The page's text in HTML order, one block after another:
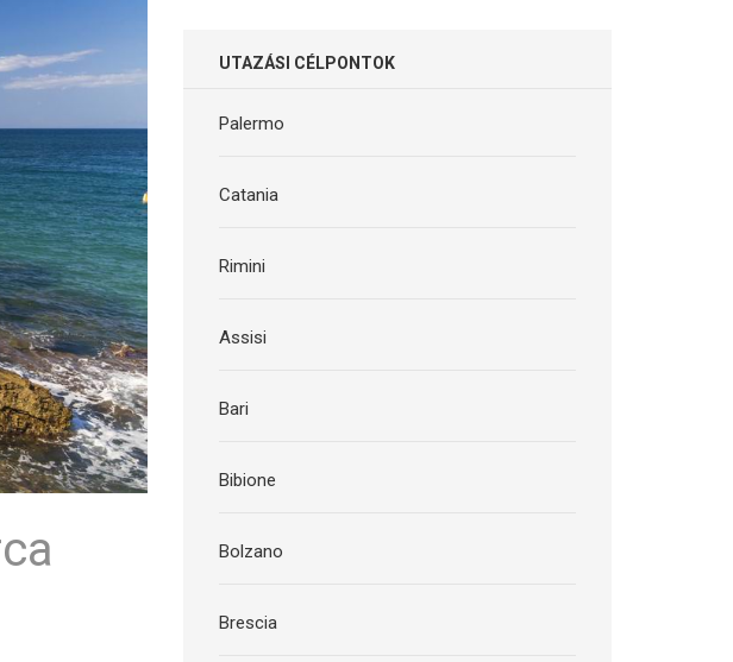
UTAZÁSI CÉLPONTOK
Palermo
Catania
Rimini
Assisi
Bari
Bibione
Bolzano
Brescia